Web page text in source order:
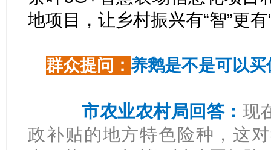
地项目，让乡村振兴有“智”更有
群众提问：养鹅是不是可以
市农业农村局回答： 现
政补贴的地方特色险种，这